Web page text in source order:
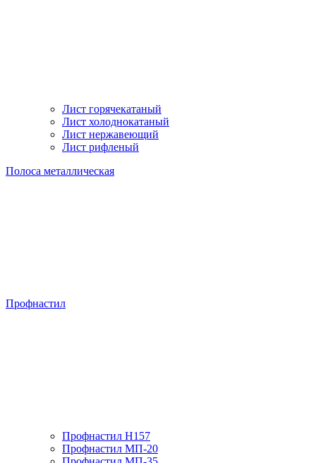
Лист горячекатаный
Лист холоднокатаный
Лист нержавеющий
Лист рифленый
Полоса металлическая
Профнастил
Профнастил H157
Профнастил МП-20